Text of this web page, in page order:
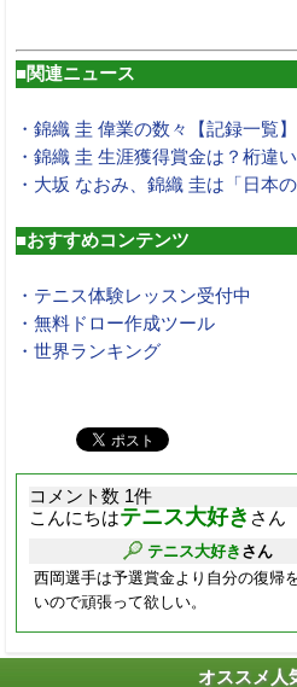
■関連ニュース
・錦織 圭 偉業の数々【記録一覧】
・錦織 圭 生涯獲得賞金は？桁違
・大坂 なおみ、錦織 圭は「日本の
■おすすめコンテンツ
・テニス体験レッスン受付中
・無料ドロー作成ツール
・世界ランキング
コメント数 1件
こんにちはテニス大好き さん
テニス大好き さん
西岡選手は予選賞金より自分の復帰
いので頑張って欲しい。
オススメ人